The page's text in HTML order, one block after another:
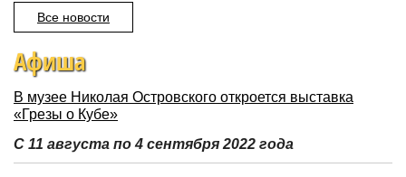
Все новости
Афиша
В музее Николая Островского откроется выставка
«Грезы о Кубе»
С 11 августа по 4 сентября 2022 года